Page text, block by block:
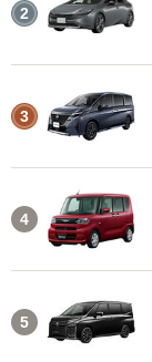
2
3
4
5